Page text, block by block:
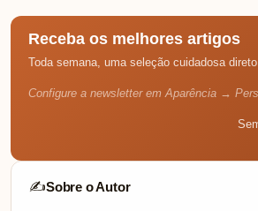
Receba os melhores artigos
Toda semana, uma seleção cuidadosa
Configure a newsletter em Aparência →
✍️Sobre o Autor